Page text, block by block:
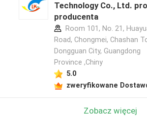
Technology Co., Ltd.
producenta
Room 101, No. 21,
Road, Chongmei, Chashan
Dongguan City, Guangdong
Province ,Chiny
5.0
zweryfikowane
Zobacz więcej